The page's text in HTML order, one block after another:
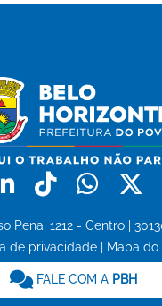
LinkedinTiktok
Pena, 1212 - Centro |
de privacidade
Mapa do
FALE COM A PBH